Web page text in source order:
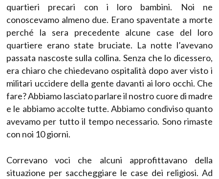
quartieri precari con i loro bambini. Noi ne
conoscevamo almeno due. Erano spaventate a morte
perché la sera precedente alcune case del loro
quartiere erano state bruciate. La notte l’avevano
passata nascoste sulla collina. Senza che lo dicessero,
era chiaro che chiedevano ospitalità dopo aver visto i
militari uccidere della gente davanti ai loro occhi. Che
fare? Abbiamo lasciato parlare il nostro cuore di madre
e le abbiamo accolte tutte. Abbiamo condiviso quanto
avevamo per tutto il tempo necessario. Sono rimaste
con noi 10 giorni.
Correvano voci che alcuni approfittavano della
situazione per saccheggiare le case dei religiosi. Ad